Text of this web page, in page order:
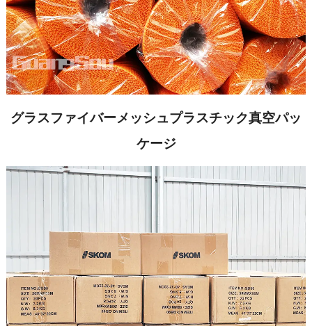
グラスファイバーメッシュプラスチック真空パッ
ケージ